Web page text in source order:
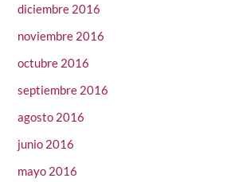
diciembre 2016
noviembre 2016
octubre 2016
septiembre 2016
agosto 2016
junio 2016
mayo 2016